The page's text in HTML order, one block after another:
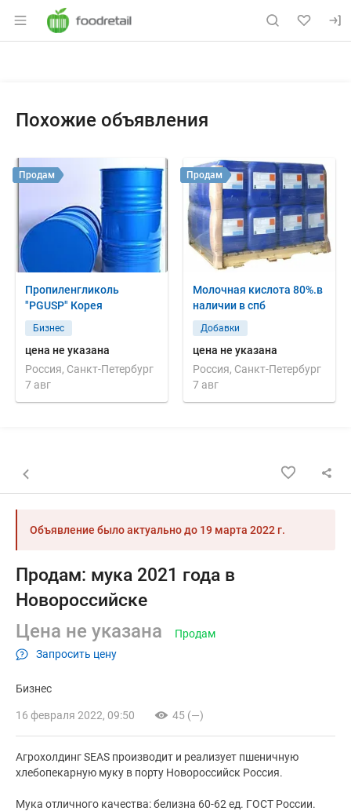
Раздел навигации по сайту
Похожие объявления
Пропиленгликоль
"PGUSP" Корея
Бизнес
цена не указана
Россия, Санкт-Петербург
7 авг
Продам
Молочная кислота 80%.в
наличии в спб
Добавки
цена не указана
Россия, Санкт-Петербург
7 авг
Продам
Назад к списку объявлений
Объявление было актуально до 19 марта 2022 г.
Продам: мука 2021 года в
Новороссийске
Цена не указана
Запросить цену
Продам
Бизнес
16 февраля 2022, 09:50 45 (—)
Агрохолдинг SEAS производит и реализует пшеничную
хлебопекарную муку в порту Новороссийск Россия.
Мука отличного качества: белизна 60-62 ед. ГОСТ России.